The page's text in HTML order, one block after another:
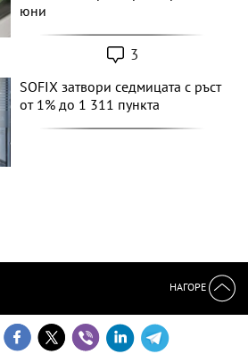
юни
3
SOFIX затвори седмицата с ръст
от 1% до 1 311 пункта
НАГОРЕ